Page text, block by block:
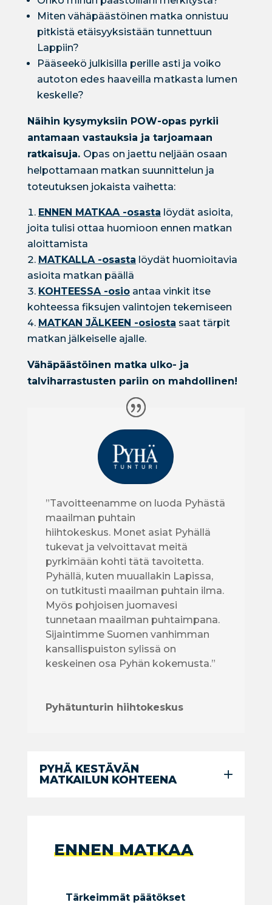
Miten vähäpäästöinen matka onnistuu
pitkistä etäisyyksistään tunnettuun
Lappiin?
Pääseekö julkisilla perille asti ja voiko
autoton edes haaveilla matkasta lumen
keskelle?
Näihin kysymyksiin POW-opas pyrkii
antamaan vastauksia ja tarjoamaan
ratkaisuja. Opas on jaettu neljään osaan
helpottamaan matkan suunnittelun ja
toteutuksen jokaista vaihetta:
ENNEN MATKAA -osasta löydät asioita,
joita tulisi ottaa huomioon ennen matkan
aloittamista
MATKALLA -osasta löydät huomioitavia
asioita matkan päällä
KOHTEESSA -osioantaa vinkit itse
kohteessa fiksujen valintojen tekemiseen
MATKAN JÄLKEEN -osiosta saat tärpit
matkan jälkeiselle ajalle.
Vähäpäästöinen matka ulko- ja
talviharrastusten pariin on mahdollinen!
”Tavoitteenamme on luoda Pyhästä
maailman puhtain
hiihtokeskus. Monet asiat Pyhällä
tukevat ja velvoittavat meitä
pyrkimään kohti tätä tavoitetta.
Pyhällä, kuten muuallakin Lapissa,
on tutkitusti maailman puhtain ilma.
Myös pohjoisen juomavesi
tunnetaan maailman puhtaimpana.
Sijaintimme Suomen vanhimman
kansallispuiston sylissä on
keskeinen osa Pyhän kokemusta.”
Pyhätunturin hiihtokeskus
PYHÄ KESTÄVÄN
MATKAILUN KOHTEENA
ENNEN MATKAA
Tärkeimmät päätökset